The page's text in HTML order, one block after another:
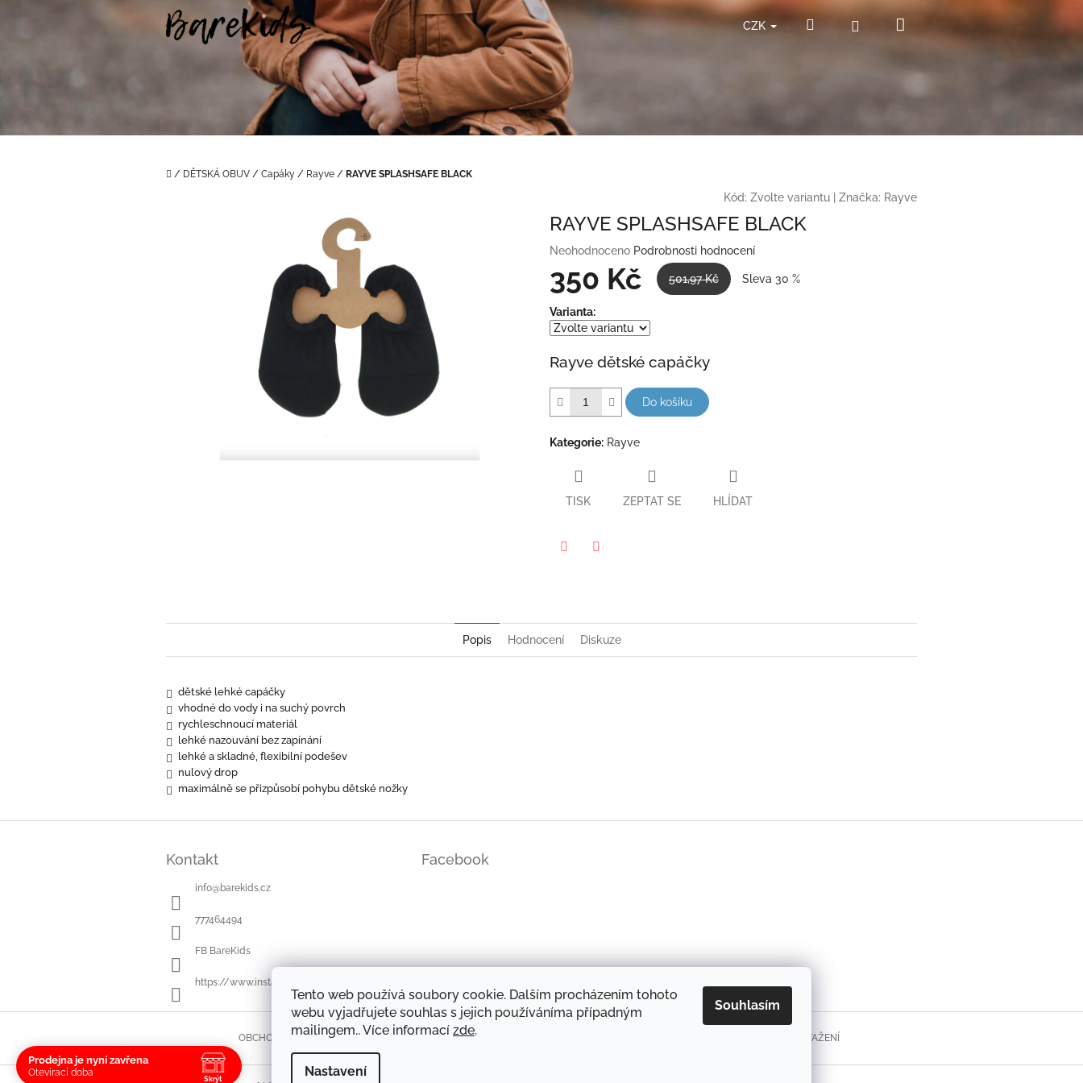
Tento web používá soubory cookie. Dalším procházením tohoto
webu vyjadřujete souhlas s jejich používáníma případným
mailingem.. Více informací zde.
Nastavení
Souhlasím
CZK HledatPřihlášeníNákupní
Domů
/ DĚTSKÁ OBUV / Capáky / Rayve / RAYVE SPLASHSAFE BLACK
Kód: Zvolte variantu Značka: Rayve
RAYVE SPLASHSAFE BLACK
Průměrné
produktu
0,0
z
hvězdiček.
Neohodnoceno Podrobnosti hodnocení
350 Kč 501,97 Kč Sleva 30 %
Měrná
cena:
Varianta:
Rayve dětské capáčky
Do košíku
Kategorie: Rayve
TISK ZEPTAT SE HLÍDAT
Popis Hodnocení Diskuze
dětské lehké capáčky
vhodné do vody i na suchý povrch
rychleschnoucí materiál
lehké nazouvání bez zapínání
lehké a skladné, flexibilní podešev
nulový drop
maximálně se přizpůsobí pohybu dětské nožky
Kontakt
info@barekids.cz
777464494
FB BareKids
https://www.instagram.com/barekids/
Facebook
OBCHODNÍ PODMÍNKY DOPRAVA A PLATBA OCHRANA OSOBNÍCH ÚDAJŮ FORMULÁŘE KE STAŽENÍ
Prodejna je nyní zavřena
Otevírací doba
Skrýt